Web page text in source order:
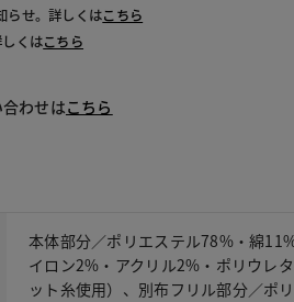
らせ。詳しくはこちら
くはこちら
わせはこちら
本体部分／ポリエステル78%・綿
イロン2%・アクリル2%・ポリウレ
ット糸使用）、別布フリル部分／ポ